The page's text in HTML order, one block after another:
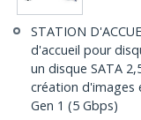
STATION
d'accueil pour
un disque SATA
création d'images
Gen 1 (5 Gbps)